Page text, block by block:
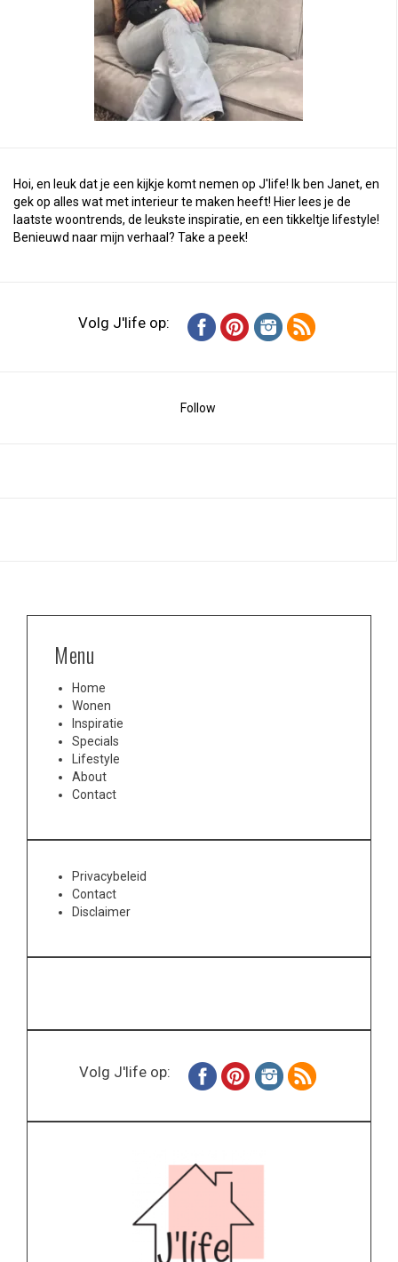
Hoi, en leuk dat je een kijkje komt nemen op J'life! Ik ben Janet, en
gek op alles wat met interieur te maken heeft! Hier lees je de
laatste woontrends, de leukste inspiratie, en een tikkeltje lifestyle!
Benieuwd naar mijn verhaal? Take a peek!
Volg J'life op:
Follow
Menu
Home
Wonen
Inspiratie
Specials
Lifestyle
About
Contact
Privacybeleid
Contact
Disclaimer
Volg J'life op: